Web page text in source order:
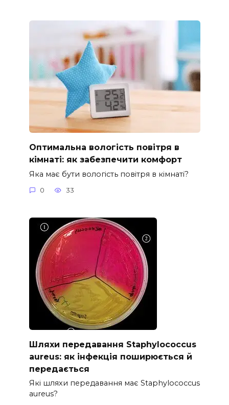
Оптимальна вологість повітря в
кімнаті: як забезпечити комфорт
Яка має бути вологість повітря в кімнаті?
0 33
Шляхи передавання Staphylococcus
aureus: як інфекція поширюється й
передається
Які шляхи передавання має Staphylococcus
aureus?